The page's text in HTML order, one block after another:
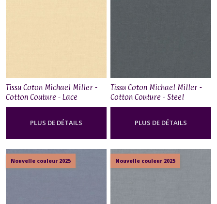
Tissu Coton Michael Miller -
Cotton Couture - Lace
PLUS DE DÉTAILS
Tissu Coton Michael Miller -
Cotton Couture - Steel
PLUS DE DÉTAILS
Nouvelle couleur 2025 Nouvelle couleur 2025